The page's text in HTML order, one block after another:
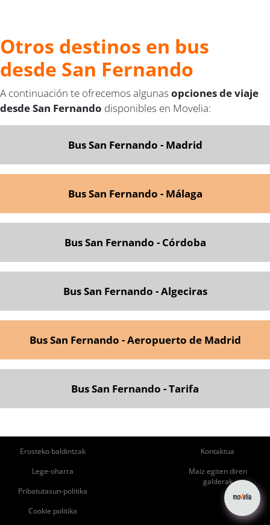
Otros destinos en bus
desde San Fernando
A continuación te ofrecemos algunas opciones de viaje
desde San Fernando disponibles en Movelia:
Bus San Fernando - Madrid
Bus San Fernando - Málaga
Bus San Fernando - Córdoba
Bus San Fernando - Algeciras
Bus San Fernando - Aeropuerto de Madrid
Bus San Fernando - Tarifa
Erosteko baldintzak
Lege-oharra
Pribatutasun-politika
Cookie politika
Kontaktua
Maiz egiten diren
galderak